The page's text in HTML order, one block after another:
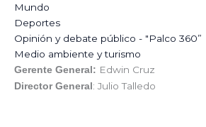
Mundo
Deportes
Opinión y debate público - "Palco 360”
Medio ambiente y turismo
Gerente General: Edwin Cruz
Director General : Julio Talledo